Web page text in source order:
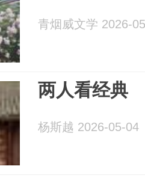
青烟威文学 2026-
两人看经典
杨斯越 2026-05-04